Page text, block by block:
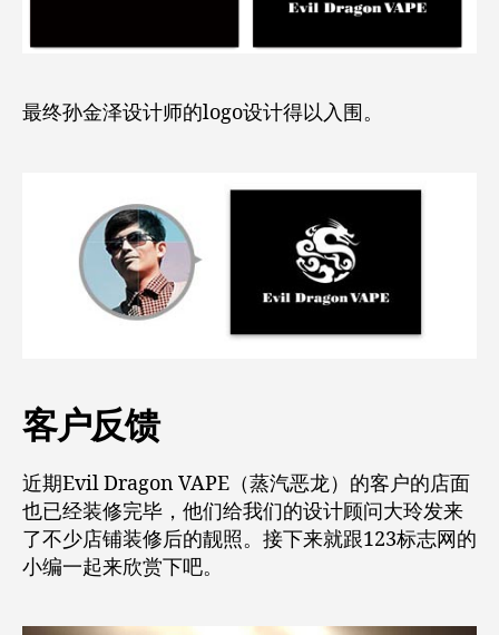
最终孙金泽设计师的logo设计得以入围。
客户反馈
近期Evil Dragon VAPE（蒸汽恶龙）的客户的店面
也已经装修完毕，他们给我们的设计顾问大玲发来
了不少店铺装修后的靓照。接下来就跟123标志网的
小编一起来欣赏下吧。